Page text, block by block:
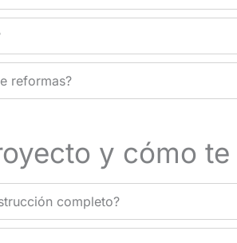
reformas?
y cómo
completo?